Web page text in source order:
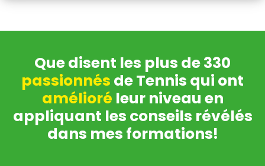
Que disent les plus de 330
passionnés de Tennis qui ont
amélioré leur niveau en
appliquant les conseils révélés
dans mes formations!